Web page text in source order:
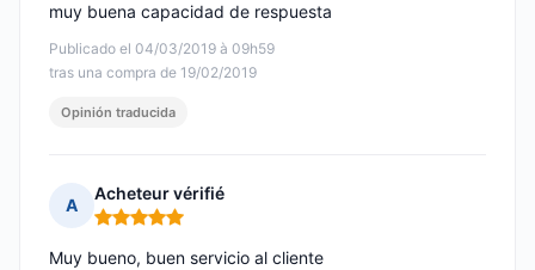
Publicado el 04/03/2019 à 09h59
tras una compra de 19/02/2019
muy buena capacidad de respuesta
Opinión traducida
A
Acheteur vérifié
Nota: 5 de 5
Muy bueno, buen servicio al cliente